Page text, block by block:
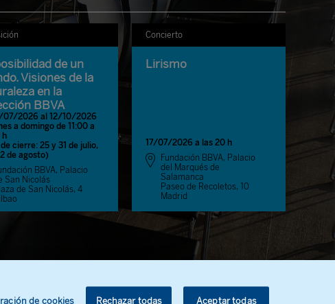
de un
Visiones de la
en la
BBVA
07/2026 al 12/10/2026
a domingo de 11:00 a
h
cierre: 25 y 31 de julio,
de agosto)
BBVA, Palacio
San Nicolás
de San Nicolás, 4
Concierto
Lirismo
17/07/2026 a las 20 h
Fundación BBVA, Palacio
del Marqués de
Salamanca
Paseo de Recoletos, 10
Madrid
de cookies Rechazar todas Aceptar todas